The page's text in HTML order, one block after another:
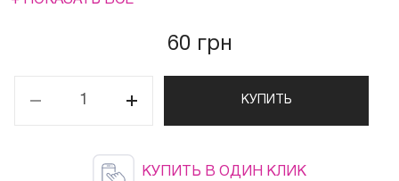
60 грн
КУПИТЬ
КУПИТЬ В ОДИН КЛИК